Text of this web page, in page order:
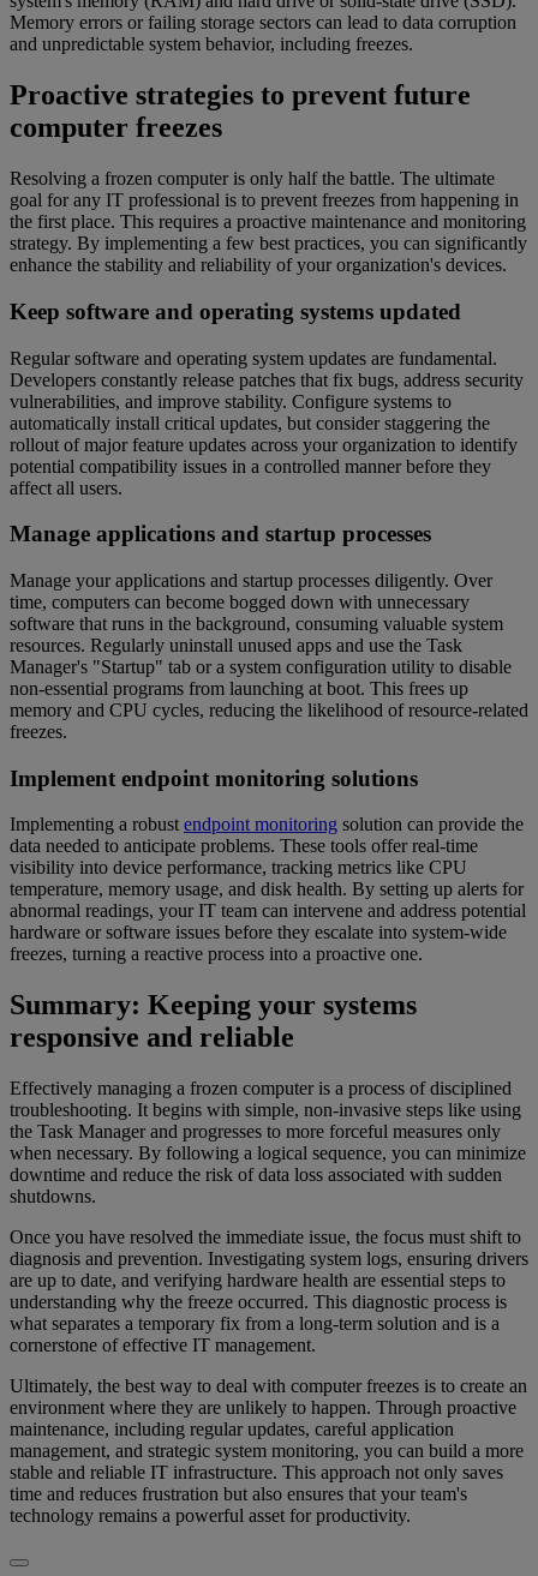
Memory errors or failing storage sectors can lead to data corruption
and unpredictable system behavior, including freezes.
Proactive strategies to prevent future
computer freezes
Resolving a frozen computer is only half the battle. The ultimate
goal for any IT professional is to prevent freezes from happening in
the first place. This requires a proactive maintenance and monitoring
strategy. By implementing a few best practices, you can significantly
enhance the stability and reliability of your organization's devices.
Keep software and operating systems updated
Regular software and operating system updates are fundamental.
Developers constantly release patches that fix bugs, address security
vulnerabilities, and improve stability. Configure systems to
automatically install critical updates, but consider staggering the
rollout of major feature updates across your organization to identify
potential compatibility issues in a controlled manner before they
affect all users.
Manage applications and startup processes
Manage your applications and startup processes diligently. Over
time, computers can become bogged down with unnecessary
software that runs in the background, consuming valuable system
resources. Regularly uninstall unused apps and use the Task
Manager's "Startup" tab or a system configuration utility to disable
non-essential programs from launching at boot. This frees up
memory and CPU cycles, reducing the likelihood of resource-related
freezes.
Implement endpoint monitoring solutions
Implementing a robust endpoint monitoring solution can provide the
data needed to anticipate problems. These tools offer real-time
visibility into device performance, tracking metrics like CPU
temperature, memory usage, and disk health. By setting up alerts for
abnormal readings, your IT team can intervene and address potential
hardware or software issues before they escalate into system-wide
freezes, turning a reactive process into a proactive one.
Summary: Keeping your systems
responsive and reliable
Effectively managing a frozen computer is a process of disciplined
troubleshooting. It begins with simple, non-invasive steps like using
the Task Manager and progresses to more forceful measures only
when necessary. By following a logical sequence, you can minimize
downtime and reduce the risk of data loss associated with sudden
shutdowns.
Once you have resolved the immediate issue, the focus must shift to
diagnosis and prevention. Investigating system logs, ensuring drivers
are up to date, and verifying hardware health are essential steps to
understanding why the freeze occurred. This diagnostic process is
what separates a temporary fix from a long-term solution and is a
cornerstone of effective IT management.
Ultimately, the best way to deal with computer freezes is to create an
environment where they are unlikely to happen. Through proactive
maintenance, including regular updates, careful application
management, and strategic system monitoring, you can build a more
stable and reliable IT infrastructure. This approach not only saves
time and reduces frustration but also ensures that your team's
technology remains a powerful asset for productivity.